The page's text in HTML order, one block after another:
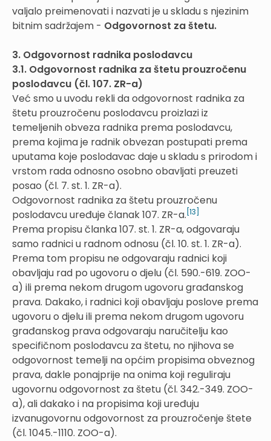
valjalo preimenovati i nazvati je u skladu s njezinim
bitnim sadržajem - Odgovornost za štetu.
3. Odgovornost radnika poslodavcu
3.1. Odgovornost radnika za štetu prouzročenu
poslodavcu (čl. 107. ZR-a)
Već smo u uvodu rekli da odgovornost radnika za
štetu prouzročenu poslodavcu proizlazi iz
temeljenih obveza radnika prema poslodavcu,
prema kojima je radnik obvezan postupati prema
uputama koje poslodavac daje u skladu s prirodom i
vrstom rada odnosno osobno obavljati preuzeti
posao (čl. 7. st. 1. ZR-a).
Odgovornost radnika za štetu prouzročenu
poslodavcu uređuje članak 107. ZR-a. [13]
Prema propisu članka 107. st. 1. ZR-a, odgovaraju
samo radnici u radnom odnosu (čl. 10. st. 1. ZR-a).
Prema tom propisu ne odgovaraju radnici koji
obavljaju rad po ugovoru o djelu (čl. 590.-619. ZOO-
a) ili prema nekom drugom ugovoru građanskog
prava. Dakako, i radnici koji obavljaju poslove prema
ugovoru o djelu ili prema nekom drugom ugovoru
građanskog prava odgovaraju naručitelju kao
specifičnom poslodavcu za štetu, no njihova se
odgovornost temelji na općim propisima obveznog
prava, dakle ponajprije na onima koji reguliraju
ugovornu odgovornost za štetu (čl. 342.-349. ZOO-
a), ali dakako i na propisima koji uređuju
izvanugovornu odgovornost za prouzročenje štete
(čl. 1045.-1110. ZOO-a).